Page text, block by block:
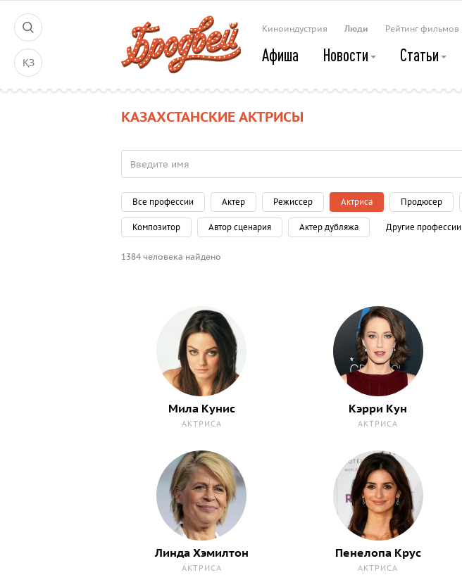
ҚЗ
Киноиндустрия Люди Рейтинг фильмов
Афиша Новости Статьи
КАЗАХСТАНСКИЕ АКТРИСЫ
Все профессии Актер Режиссер Актриса Продюсер
Композитор Автор сценария Актер дубляжа Другие профессии
1384 человека найдено
Мила Кунис
АКТРИСА
Кэрри Кун
АКТРИСА
Линда Хэмилтон
АКТРИСА
Пенелопа Крус
АКТРИСА